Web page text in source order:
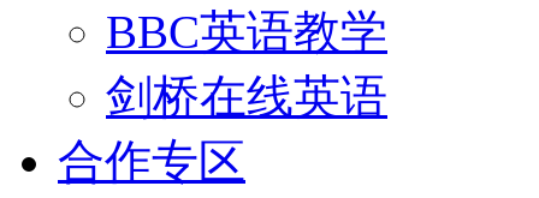
BBC英语教学
剑桥在线英语
合作专区